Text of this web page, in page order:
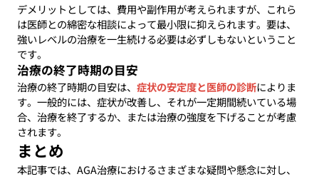
デメリットとしては、費用や副作用が考えられますが、これら
は医師との綿密な相談によって最小限に抑えられます。要は、
強いレベルの治療を一生続ける必要は必ずしもないということ
です。
治療の終了時期の目安
治療の終了時期の目安は、 症状の安定度と医師の診断によりま
す。一般的には、症状が改善し、それが一定期間続いている場
合、治療を終了するか、または治療の強度を下げることが考慮
されます。
まとめ
本記事では、AGA治療におけるさまざまな疑問や懸念に対し、